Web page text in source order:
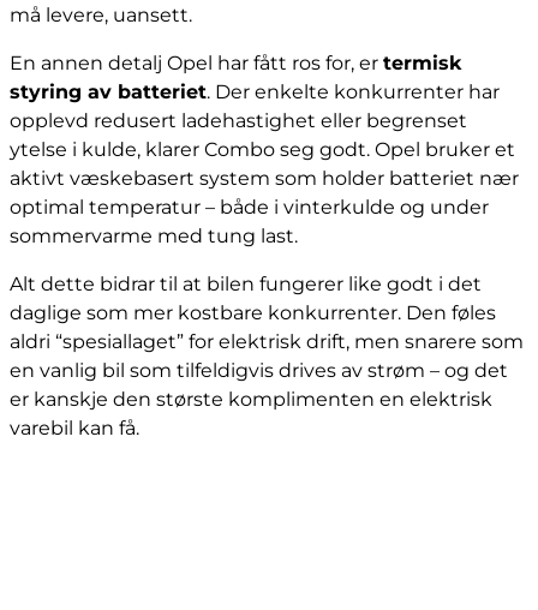
må levere, uansett.
En annen detalj Opel har fått ros for, er termisk
styring av batteriet. Der enkelte konkurrenter har
opplevd redusert ladehastighet eller begrenset
ytelse i kulde, klarer Combo seg godt. Opel bruker et
aktivt væskebasert system som holder batteriet nær
optimal temperatur – både i vinterkulde og under
sommervarme med tung last.
Alt dette bidrar til at bilen fungerer like godt i det
daglige som mer kostbare konkurrenter. Den føles
aldri “spesiallaget” for elektrisk drift, men snarere som
en vanlig bil som tilfeldigvis drives av strøm – og det
er kanskje den største komplimenten en elektrisk
varebil kan få.